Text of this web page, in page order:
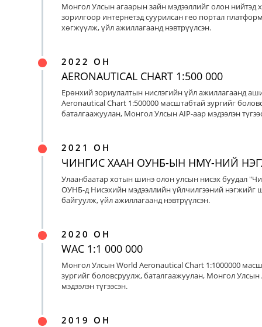
Монгол Улсын агаарын зайн мэдээллийг олон нийтэд
зорилгоор интернетэд суурилсан гео портал
хөгжүүлж, үйл ажиллагаанд нэвтрүүлсэн.
2022 ОН
AERONAUTICAL CHART 1:500 000
Ерөнхий зориулалтын нислэгийн үйл ажиллагаанд
Aeronautical Chart 1:500000 масштабтай зургийг
баталгаажуулан, Монгол Улсын AIP-аар мэдээлэн
2021 ОН
ЧИНГИС ХААН ОУНБ-ЫН НМҮ-НИЙ
Улаанбаатар хотын шинэ олон улсын нисэх буудал
ОУНБ-д Нисэхийн мэдээллийн үйлчилгээний нэгжийг
байгуулж, үйл ажиллагаанд нэвтрүүлсэн.
2020 ОН
WAC 1:1 000 000
Монгол Улсын World Aeronautical Chart 1:1000000
зургийг боловсруулж, баталгаажуулан, Монгол Улсын
мэдээлэн түгээсэн.
2019 ОН